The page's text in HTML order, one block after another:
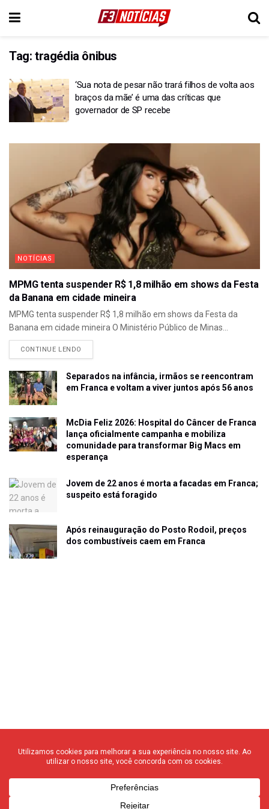
Tag: tragédia ônibus
‘Sua nota de pesar não trará filhos de volta aos
braços da mãe’ é uma das críticas que
governador de SP recebe
NOTÍCIAS
MPMG tenta suspender R$ 1,8 milhão em shows da Festa
da Banana em cidade mineira
MPMG tenta suspender R$ 1,8 milhão em shows da Festa da
Banana em cidade mineira O Ministério Público de Minas...
CONTINUE LENDO
Separados na infância, irmãos se reencontram
em Franca e voltam a viver juntos após 56 anos
McDia Feliz 2026: Hospital do Câncer de Franca
lança oficialmente campanha e mobiliza
comunidade para transformar Big Macs em
esperança
Jovem de 22 anos é morta a facadas em Franca;
suspeito está foragido
Após reinauguração do Posto Rodoil, preços
dos combustíveis caem em Franca
© 2020 F3 Notícias – Todos os direitos reservados